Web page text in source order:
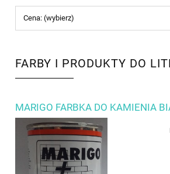
Cena: (wybierz)
FARBY I PRODUKTY DO
MARIGO FARBKA DO KAMIENIA